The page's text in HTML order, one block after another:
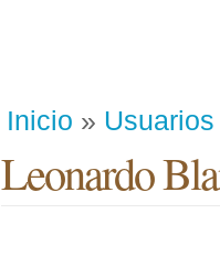
Inicio » Usuarios
Leonardo